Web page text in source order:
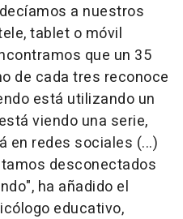
a nuestros
tablet o móvil
que un 35
de cada tres reconoce
está utilizando un
viendo una serie,
en redes sociales (...)
desconectados
ha añadido el
educativo,